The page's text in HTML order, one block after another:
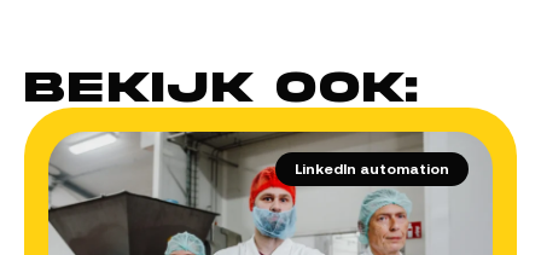
Bekijk ook:
LinkedIn automation